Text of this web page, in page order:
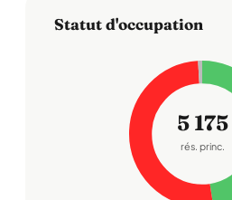
Statut d'occupation
5 175
rés. princ.